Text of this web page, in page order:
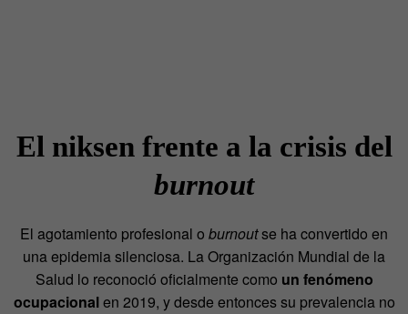
El niksen frente a la crisis del
burnout
El agotamiento profesional o burnoutse ha convertido en
una epidemia silenciosa. La Organización Mundial de la
Salud lo reconoció oficialmente como un fenómeno
ocupacionalen 2019, y desde entonces su prevalencia no